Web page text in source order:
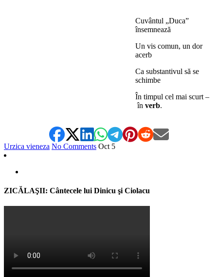
Cuvântul „Duca”
însemnează
Un vis comun, un dor
acerb
Ca substantivul să se
schimbe
În timpul cel mai scurt –
în verb.
Urzica vieneza No Comments Oct 5
ZICĂLAŞII: Cântecele lui Dinicu şi Ciolacu